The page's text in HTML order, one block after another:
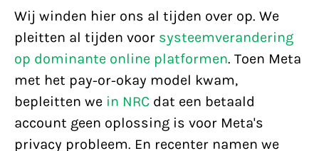
Wij winden hier ons al tijden over op. We
pleitten al tijden voor systeemverandering
op dominante online platformen. Toen Meta
met het pay-or-okay model kwam,
bepleitten we in NRC dat een betaald
account geen oplossing is voor Meta's
privacy probleem. En recenter namen we